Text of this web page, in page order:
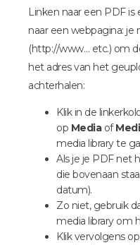
Linken naar een PDF is
naar een webpagina:
(http://www… etc.) om
het adres van het
achterhalen:
Klik in de
op Mediaof
media library te
Als je je PDF net
die bovenaan
datum).
Zo niet, gebruik
media library om
Klik vervolgens